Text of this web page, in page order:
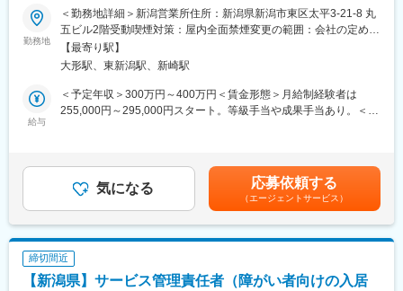
せて頂いています。2002年に会社を設立し、東京・埼玉・千葉・
新潟にて、計54事業所を運営。
主に介護付有料老人ホームを中心に事業展開を図っています。
■業務概要
ALSOKグループの介護・医療事業を担う当社にて、在宅療養中の
方や介護を必要とされる方のご自宅・入居施設を訪問し、医療保
険が適用される訪問医療マッサージを提供していただきます。単
なるリラクゼーションではなく、身体機能の維持・改善、疼痛緩
和、QOL（生活の質）の向上を目的とした、医療的根拠に基づく
施術を行う専門職ポジションです。
・身体状況や生活環境を踏まえた医療マッサージ施術
・関節可動域訓練、筋緊張緩和、循環改善を目的とした機能訓練
・主治医やケアマネジャーとの情報共有、施術計画の立案
※営業活動や保険請求は専門部署が対応するため、施術に専念でき
ます。
勤務地
＜勤務地詳細＞新潟営業所住所：新潟県新潟市東区太平3-21-8 丸
五ビル2階受動喫煙対策：屋内全面禁煙変更の範囲：会社の定める
事業所
【最寄り駅】
大形駅、東新潟駅、新崎駅
給与
＜予定年収＞300万円～400万円＜賃金形態＞月給制経験者は
255,000円～295,000円スタート。等級手当や成果手当あり。＜賃
（等級5級）賃金はあくまでも目安の金額であり、選考を通じて上
下する可能性があります。月給(月額)は固定手当を含めた表記で
す。
気になる 応募依頼する
（エージェントサービス）
締切間近
【新潟県】サービス管理責任者（障がい者向けの入居